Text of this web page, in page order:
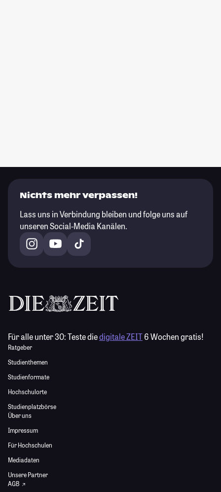
Nichts mehr verpassen!
Lass uns in Verbindung bleiben und folge uns auf
unseren Social-Media Kanälen.
Für alle unter 30:Teste diedigitale ZEIT6 Wochen gratis!
Ratgeber
Studienthemen
Studienformate
Hochschulorte
Studienplatzbörse
Über uns
Impressum
Für Hochschulen
Mediadaten
Unsere Partner
AGB